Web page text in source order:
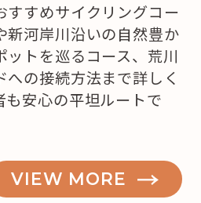
すすめサイクリングコー
新河岸川沿いの自然豊か
ットを巡るコース、荒川
の接続方法まで詳しく
安心の平坦ルートで
VIEW MORE